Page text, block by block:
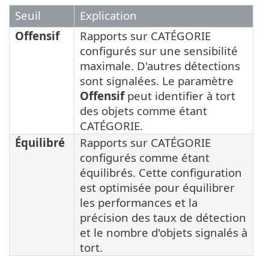
Seuil
Explication
Offensif
Rapports sur CATÉGORIE
configurés sur une sensibilité
maximale. D'autres détections
sont signalées. Le paramètre
Offensifpeut identifier à tort
des objets comme étant
CATÉGORIE.
Équilibré
Rapports sur CATÉGORIE
configurés comme étant
équilibrés. Cette configuration
est optimisée pour équilibrer
les performances et la
précision des taux de détection
et le nombre d'objets signalés à
tort.